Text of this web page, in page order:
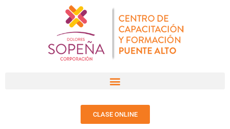
CLASE ONLINE